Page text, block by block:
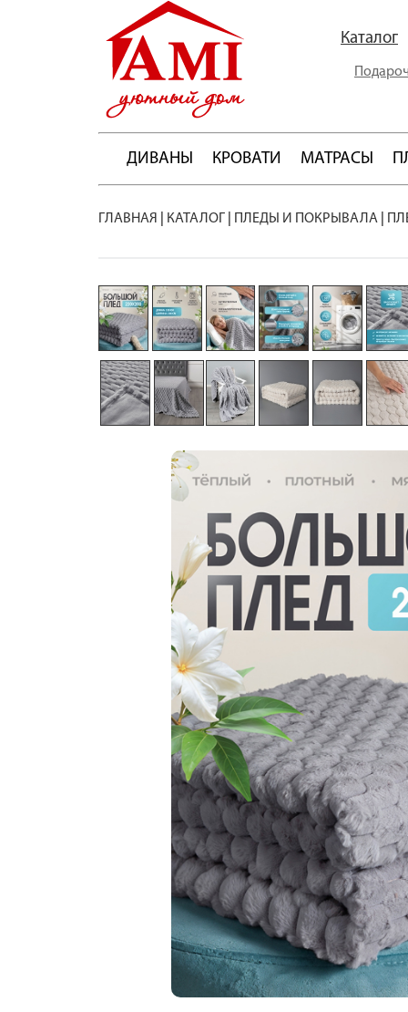
Каталог
ДИВАНЫ КРОВАТИ МАТРАСЫ
ГЛАВНАЯ КАТАЛОГ ПЛЕДЫ И ПОКРЫВАЛА